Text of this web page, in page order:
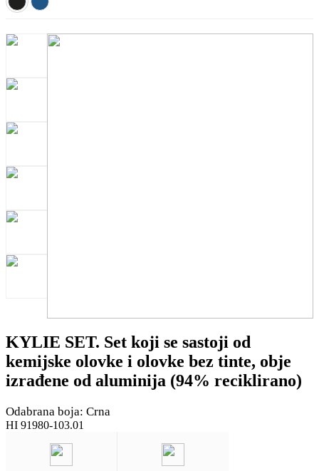
KYLIE SET. Set koji se sastoji od
kemijske olovke i olovke bez tinte, obje
izrađene od aluminija (94% reciklirano)
Odabrana boja: Crna
HI 91980-103.01